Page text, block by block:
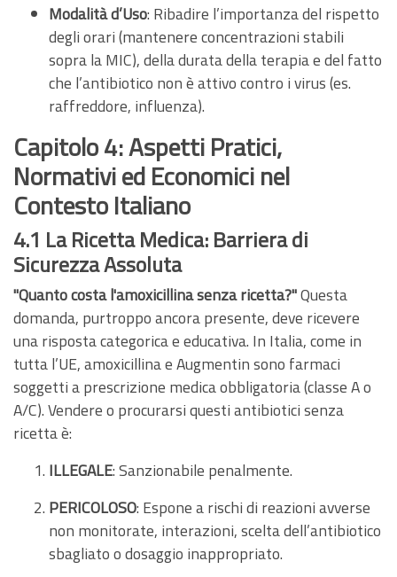
Modalità d’Uso: Ribadire l’importanza del rispetto
degli orari (mantenere concentrazioni stabili
sopra la MIC), della durata della terapia e del fatto
che l’antibiotico non è attivo contro i virus (es.
raffreddore, influenza).
Capitolo 4: Aspetti Pratici,
Normativi ed Economici nel
Contesto Italiano
4.1 La Ricetta Medica: Barriera di
Sicurezza Assoluta
"Quanto costa l'amoxicillina senza ricetta?"Questa
domanda, purtroppo ancora presente, deve ricevere
una risposta categorica e educativa. In Italia, come in
tutta l’UE, amoxicillina e Augmentin sono farmaci
soggetti a prescrizione medica obbligatoria (classe A o
A/C). Vendere o procurarsi questi antibiotici senza
ricetta è:
ILLEGALE: Sanzionabile penalmente.
PERICOLOSO: Espone a rischi di reazioni avverse
non monitorate, interazioni, scelta dell’antibiotico
sbagliato o dosaggio inappropriato.